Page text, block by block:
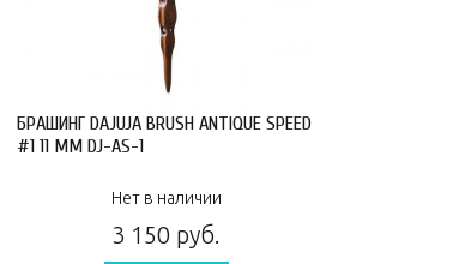
БРАШИНГ DAJUJA BRUSH ANTIQUE SPEED
#1 11 ММ DJ-AS-1
Нет в наличии
3 150 руб.